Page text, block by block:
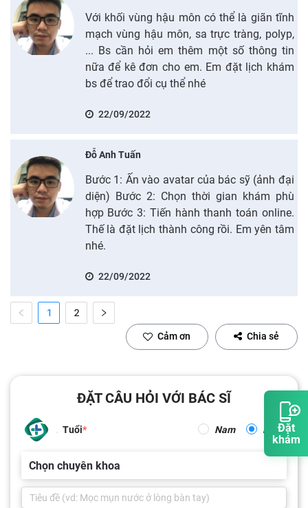
Đặt
khám
Với khối vùng hậu môn có thể là giãn tĩnh
mạch vùng hậu môn, sa trực tràng, polyp,
... Bs cần hỏi em thêm một số thông tin
nữa để kê đơn cho em. Em đặt lịch khám
bs để trao đổi cụ thể nhé
22/09/2022
Đỗ Anh Tuấn
Bước 1: Ấn vào avatar của bác sỹ (ảnh đại
diện) Bước 2: Chọn thời gian khám phù
hợp Bước 3: Tiến hành thanh toán online.
Thế là đặt lịch thành công rồi. Em yên tâm
nhé.
22/09/2022
1 2
Cảm ơn Chia sẻ
ĐẶT CÂU HỎI VỚI BÁC SĨ
Tuổi Nam Nữ
Chọn chuyên khoa